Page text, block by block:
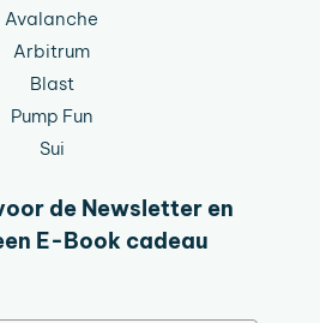
Avalanche
Arbitrum
Blast
Pump Fun
Sui
de Newsletter en
E-Book cadeau